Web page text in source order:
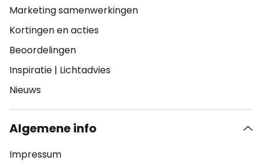
Marketing samenwerkingen
Kortingen en acties
Beoordelingen
Inspiratie | Lichtadvies
Nieuws
Algemene info
Impressum